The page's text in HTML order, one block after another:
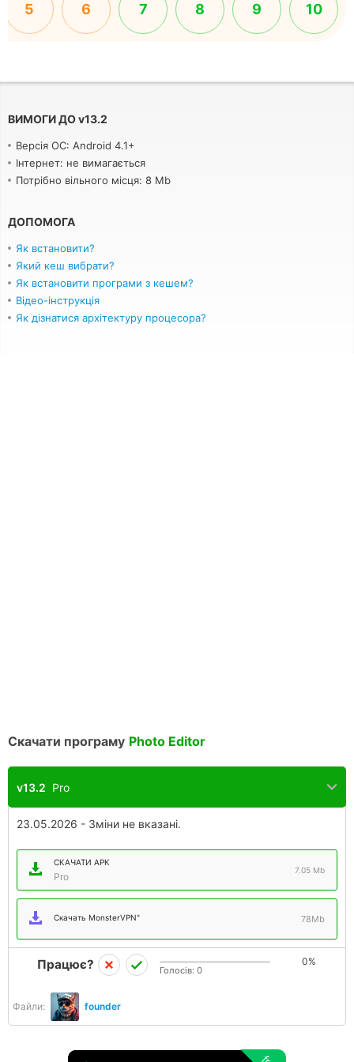
5 6 7 8 9 10
ВИМОГИ ДОv13.2
Версія ОС: Android 4.1+
Інтернет: не вимагається
Потрібно вільного місця: 8 Mb
ДОПОМОГА
Як встановити?
Який кеш вибрати?
Як встановити програми з кешем?
Відео-інструкція
Як дізнатися архітектуру процесора?
Скачати програму Photo Editor
v13.2 Pro
23.05.2026 - Зміни не вказані.
СКАЧАТИ APK
Pro
7.05 Mb
Скачать MonsterVPN" 78Mb
Файли: founder
Працює? 0%
Голосів: 0